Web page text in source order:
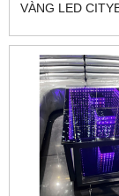
VÀNG LED